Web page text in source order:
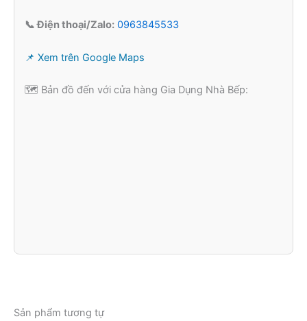
📞 Điện thoại/Zalo: 0963845533
📌 Xem trên Google Maps
🗺️ Bản đồ đến với cửa hàng Gia Dụng Nhà Bếp:
Sản phẩm tương tự